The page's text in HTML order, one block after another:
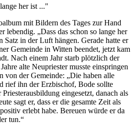
her ist ..."
mit Bildern des Tages zur Hand
lebendig. „Dass das schon so lange her
Satz in der Luft hängen. Gerade hatte er
Gemeinde in Witten beendet, jetzt kam
Nach einem Jahr starb plötzlich der
alte Neupriester musste einspringen
von der Gemeinde: „Die haben alle
rief ihn der Erzbischof, Bode sollte
eingesetzt, danach als
sagt er, dass er die gesamte Zeit als
erlebt habe. Bereuen würde er da
tun.“